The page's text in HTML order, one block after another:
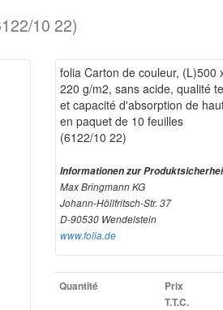
10 22)
folia Carton de couleur, (L)500
220 g/m2, sans acide, qualité
et capacité d'absorption de
en paquet de 10 feuilles
(6122/10 22)
Informationen zur
Max Bringmann KG
Johann-Höllfritsch-Str. 37
D-90530 Wendelstein
www.folia.de
Quantité
Prix
T.T.C.